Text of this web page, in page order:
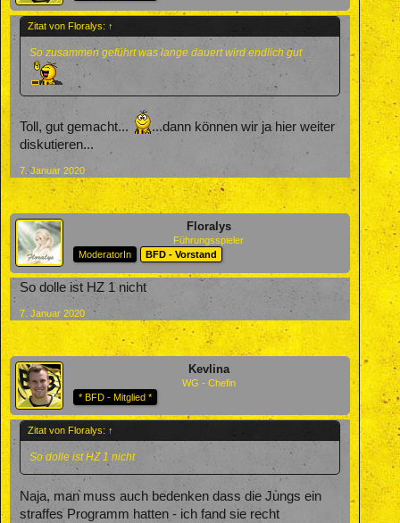
Zitat von Floralys: ↑
So zusammen geführt was lange dauert wird endlich gut
Toll, gut gemacht...
...dann können wir ja hier weiter
diskutieren...
7. Januar 2020
Floralys
Führungsspieler
ModeratorIn
BFD - Vorstand
So dolle ist HZ 1 nicht
7. Januar 2020
Kevlina
WG - Chefin
* BFD - Mitglied *
Zitat von Floralys: ↑
So dolle ist HZ 1 nicht
Naja, man muss auch bedenken dass die Jungs ein
straffes Programm hatten - ich fand sie recht